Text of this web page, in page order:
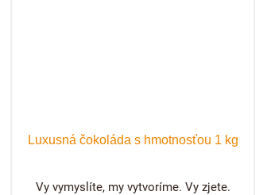
Luxusná čokoláda s hmotnosťou 1 kg
Vy vymyslíte, my vytvoríme. Vy zjete.